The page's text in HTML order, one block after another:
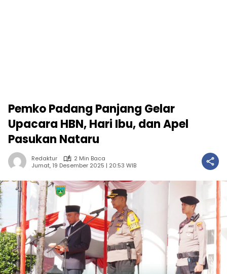
Pemko Padang Panjang Gelar
Upacara HBN, Hari Ibu, dan Apel
Pasukan Nataru
Redaktur
2 Min Baca
Jumat, 19 Desember 2025 | 20:53 WIB